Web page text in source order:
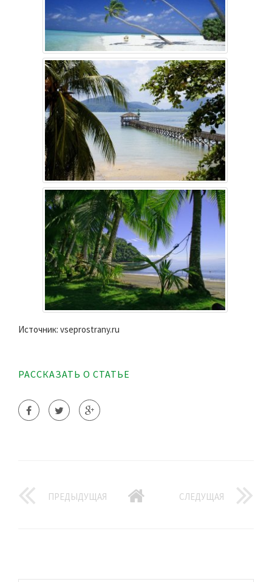
Источник: vseprostrany.ru
РАССКАЗАТЬ О СТАТЬЕ
ПРЕДЫДУЩАЯ СЛЕДУЩАЯ